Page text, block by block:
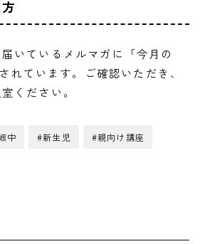
いているメルマガに「今月の
ています。ご確認いただき、
ください。
中 #新生児 #親向け講座